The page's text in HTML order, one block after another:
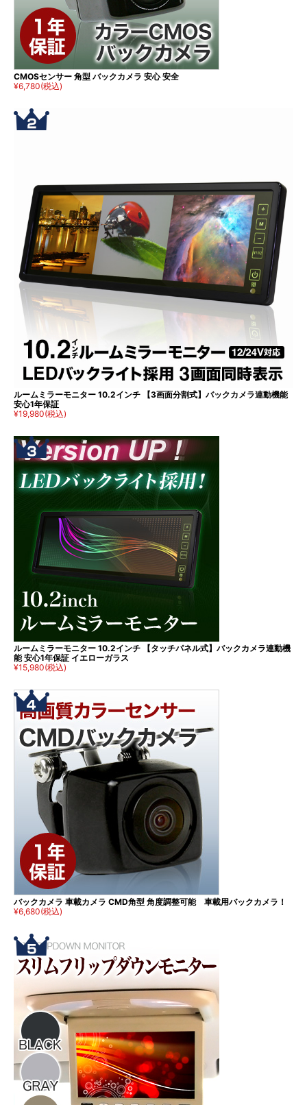
CMOSセンサー 角型 バックカメラ 安心 安全
¥6,780(税込)
ルームミラーモニター 10.2インチ 【3画面分割式】バックカメラ連動機能
安心1年保証
¥19,980(税込)
ルームミラーモニター 10.2インチ 【タッチパネル式】バックカメラ連動機
能 安心1年保証 イエローガラス
¥15,980(税込)
バックカメラ 車載カメラ CMD角型 角度調整可能 車載用バックカメラ！
¥6,680(税込)